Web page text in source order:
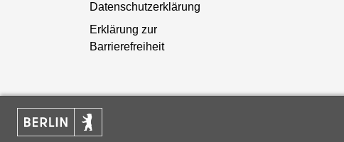
Datenschutzerklärung
Erklärung zur
Barrierefreiheit